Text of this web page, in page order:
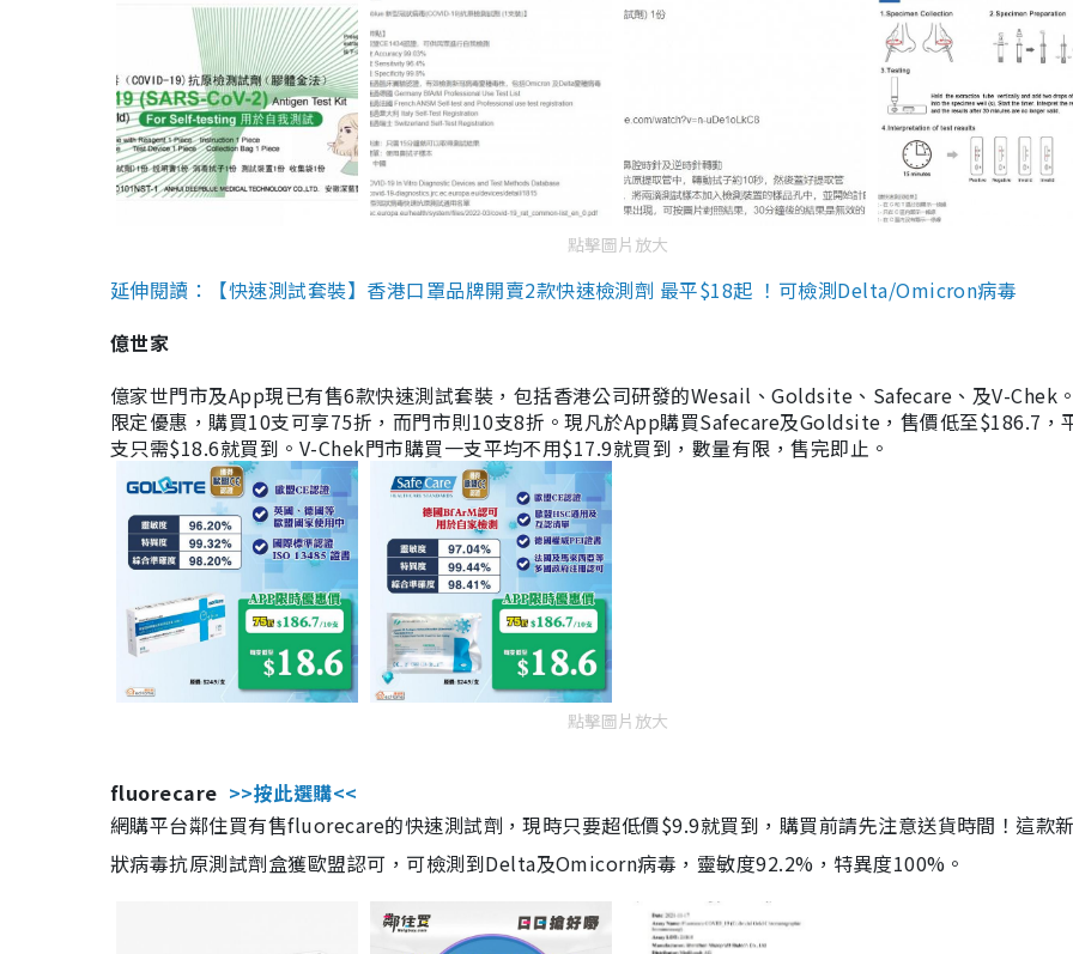
點擊圖片放大
延伸閱讀：【快速測試套裝】香港口罩品牌開賣2款快速檢測劑 最平$18起 ！可檢測Delta/Omicron病毒
億世家
億家世門市及App現已有售6款快速測試套裝，包括香港公司研發的Wesail、Goldsite、Safecare、及V-Chek
限定優惠，購買10支可享75折，而門市則10支8折。現凡於App購買Safecare及Goldsite，售價低至$186.7，
支只需$18.6就買到。V-Chek門市購買一支平均不用$17.9就買到，數量有限，售完即止。
點擊圖片放大
fluorecare >>按此選購<<
網購平台鄰住買有售fluorecare的快速測試劑，現時只要超低價$9.9就買到，購買前請先注意送貨時間！這款
狀病毒抗原測試劑盒獲歐盟認可，可檢測到Delta及Omicorn病毒，靈敏度92.2%，特異度100%。